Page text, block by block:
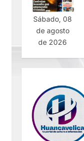
Sábado, 08
de agosto
de 2026